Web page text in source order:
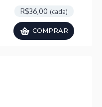
R$36,00 (cada)
COMPRAR